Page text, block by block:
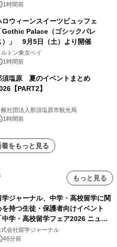
1時間前
ロウィーンスイーツビュッフェ
Gothic Palace（ゴシックパレ
）」 9月5日（土）より開催
ルトン東京ベイ
1時間前
須塩原 夏のイベントまとめ
【PART2】
社団法人那須塩原市観光局
1時間前
をもっと見る
もっと見る
学ジャーナル、中学・高校留学に関
を持つ生徒・保護者向けイベント
中学・高校留学フェア2026 ニュー
ーランド＆オーストラリア」を
土)に開催
会社留学ジャーナル
46分前